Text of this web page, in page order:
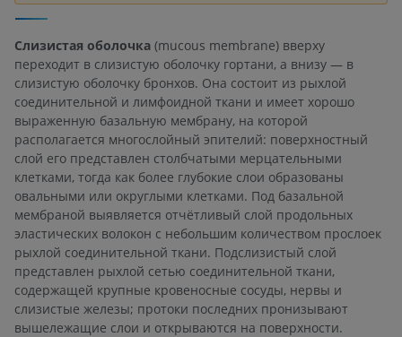
Слизистая оболочка (mucous membrane) вверху
переходит в слизистую оболочку гортани, а внизу — в
слизистую оболочку бронхов. Она состоит из рыхлой
соединительной и лимфоидной ткани и имеет хорошо
выраженную базальную мембрану, на которой
располагается многослойный эпителий: поверхностный
слой его представлен столбчатыми мерцательными
клетками, тогда как более глубокие слои образованы
овальными или округлыми клетками. Под базальной
мембраной выявляется отчётливый слой продольных
эластических волокон с небольшим количеством прослоек
рыхлой соединительной ткани. Подслизистый слой
представлен рыхлой сетью соединительной ткани,
содержащей крупные кровеносные сосуды, нервы и
слизистые железы; протоки последних пронизывают
вышележащие слои и открываются на поверхности.